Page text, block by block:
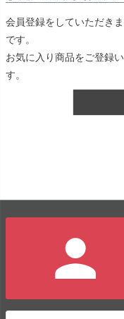
会員登録をしていただき
です。
お気に入り商品をご登録
す。